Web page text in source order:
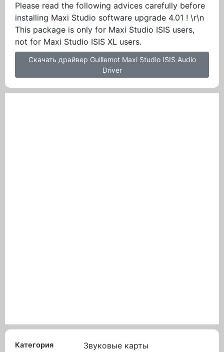
Please read the following advices carefully before
installing Maxi Studio software upgrade 4.01 ! \r\n
This package is only for Maxi Studio ISIS users,
not for Maxi Studio ISIS XL users.
Скачать драйвер Guillemot Maxi Studio ISIS Audio
Driver
Категория Звуковые карты